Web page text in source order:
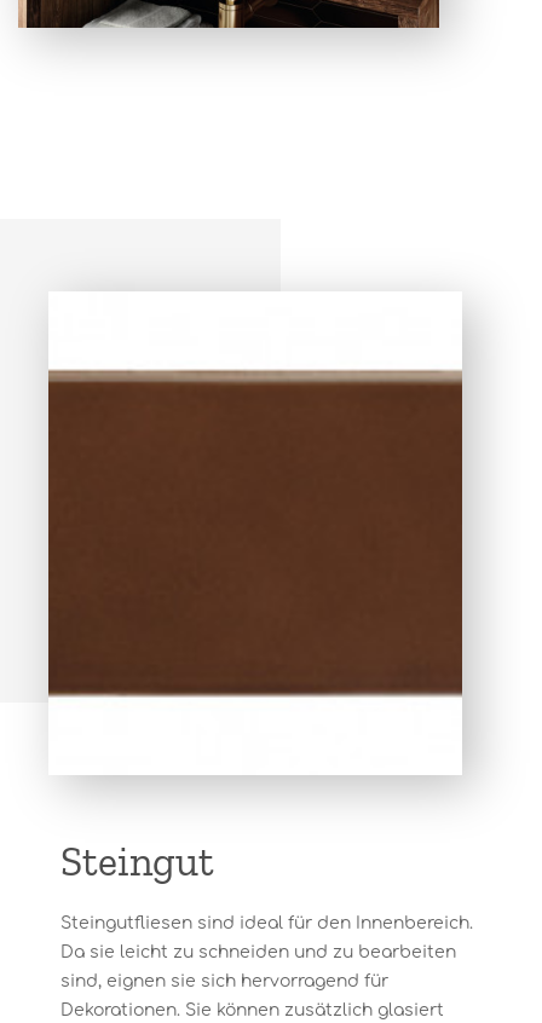
Steingut
Steingutfliesen sind ideal für den Innenbereich.
Da sie leicht zu schneiden und zu bearbeiten
sind, eignen sie sich hervorragend für
Dekorationen. Sie können zusätzlich glasiert